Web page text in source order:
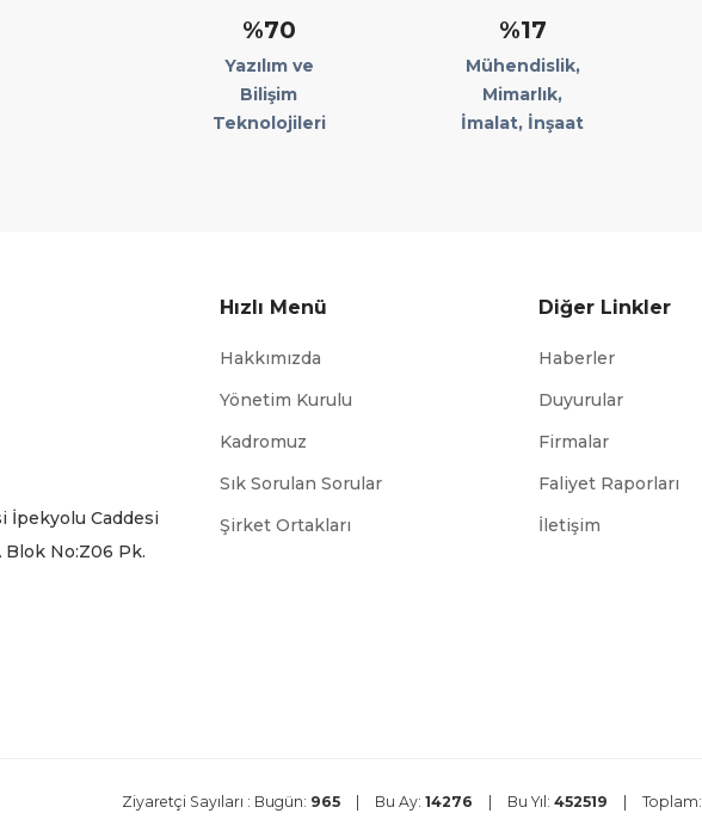
%70
Yazılım ve
Bilişim
Teknolojileri
%17
Mühendislik,
Mimarlık,
İmalat, İnşaat
İpekyolu Caddesi
No:Z06 Pk.
Hızlı Menü
Hakkımızda
Yönetim Kurulu
Kadromuz
Sık Sorulan Sorular
Şirket Ortakları
Diğer Linkler
Haberler
Duyurular
Firmalar
Faliyet Raporları
İletişim
TÜİK
Ziyaretçi Sayıları : Bugün: 965 Bu Ay: 14276 Bu Yıl: 452519 Toplam: